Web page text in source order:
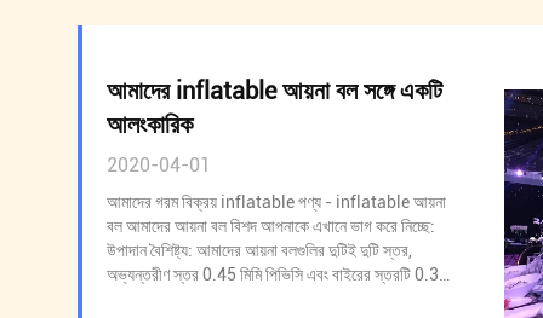
আমাদের inflatable আয়না বল সঙ্গে একটি
আলংকারিক
2020-04-01
আমাদের গরম বিক্রয় inflatable পণ্য - inflatable আয়না
বল আমাদের আয়না বল বিশদ আপনাকে এখানে ভাগ করে নিচ্ছে:
উপাদান বৈশিষ্ট্য: আমাদের আয়না বলগুলির দুটিই দুটি স্তর,
অভ্যন্তরীণ স্তর 0.45 মিমি পিভিসি এবং বাইরের স্তরটি 0.3